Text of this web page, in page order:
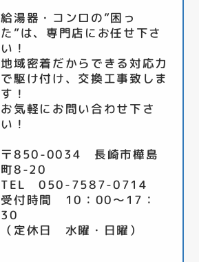
給湯器・コンロの”困っ
た”は、専門店にお任せ下さ
い！
地域密着だからできる対応力
で駆け付け、交換工事致しま
す！
お気軽にお問い合わせ下さ
い！
〒850-0034 長崎市樺島
町8-20
TEL 050-7587-0714
受付時間 10：00～17：
30
（定休日 水曜・日曜）